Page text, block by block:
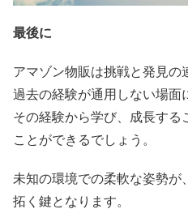
最後に
アマゾン物販は挑戦と発見の
過去の経験が通用しない場面
その経験から学び、成長する
ことができるでしょう。
未知の環境での柔軟な姿勢が
拓く鍵となります。